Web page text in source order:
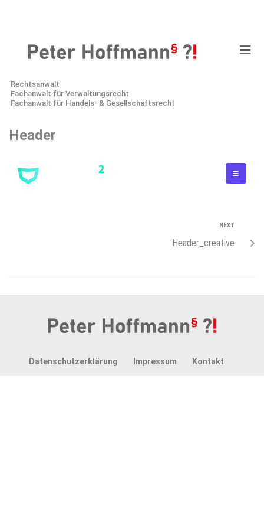
Rechtsanwalt
Fachanwalt für Verwaltungsrecht
Fachanwalt für Handels- & Gesellschaftsrecht
Header
NEXT
Header_creative
Datenschutzerklärung Impressum Kontakt